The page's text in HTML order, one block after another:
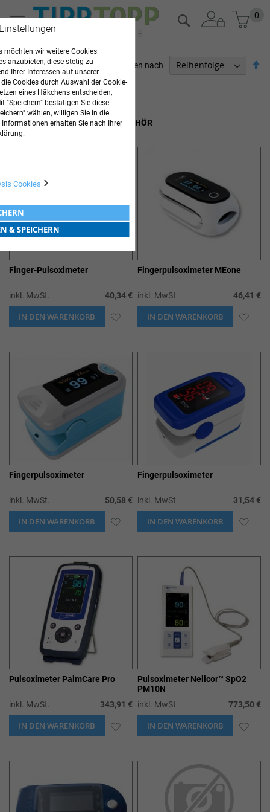
Zum
Inhalt
0
Suche
12Elemente
Sortieren nach
PULSOXIMETRIEGERÄTE & ZUBEHÖR
Finger-Pulsoximeter
inkl. MwSt. 40,34 €
IN DEN WARENKORB ZUR
Fingerpulsoximeter MEone
inkl. MwSt. 46,41 €
IN DEN WARENKORB ZUR
Fingerpulsoximeter
inkl. MwSt. 50,58 €
IN DEN WARENKORB ZUR
Fingerpulsoximeter
inkl. MwSt. 31,54 €
IN DEN WARENKORB ZUR
Pulsoximeter PalmCare Pro
inkl. MwSt. 343,91 €
IN DEN WARENKORB ZUR
Pulsoximeter Nellcor™ SpO2
PM10N
inkl. MwSt.
773,50 €
IN DEN WARENKORB ZUR
ARZTBEDARF
möchten wir weitere Cookies
anzubieten, diese stetig zu
Ihrer Interessen auf unserer
Cookies durch Auswahl der Cookie-
eines Häkchens entscheiden,
"Speichern" bestätigen Sie diese
wählen, willigen Sie in die
erhalten Sie nach Ihrer
Cookies
& SPEICHERN